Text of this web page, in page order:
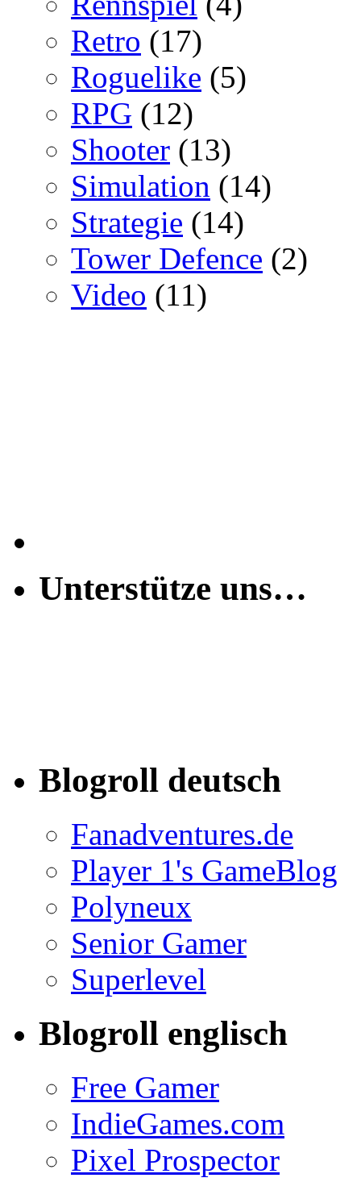
Retro (17)
Roguelike (5)
RPG (12)
Shooter (13)
Simulation (14)
Strategie (14)
Tower Defence (2)
Video (11)
Unterstütze uns…
Blogroll deutsch
Fanadventures.de
Player 1's GameBlog
Polyneux
Senior Gamer
Superlevel
Blogroll englisch
Free Gamer
IndieGames.com
Pixel Prospector